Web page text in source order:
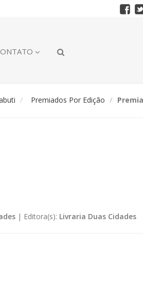
Premiados Por Edição
| Editora(s): Livraria Duas Cidades